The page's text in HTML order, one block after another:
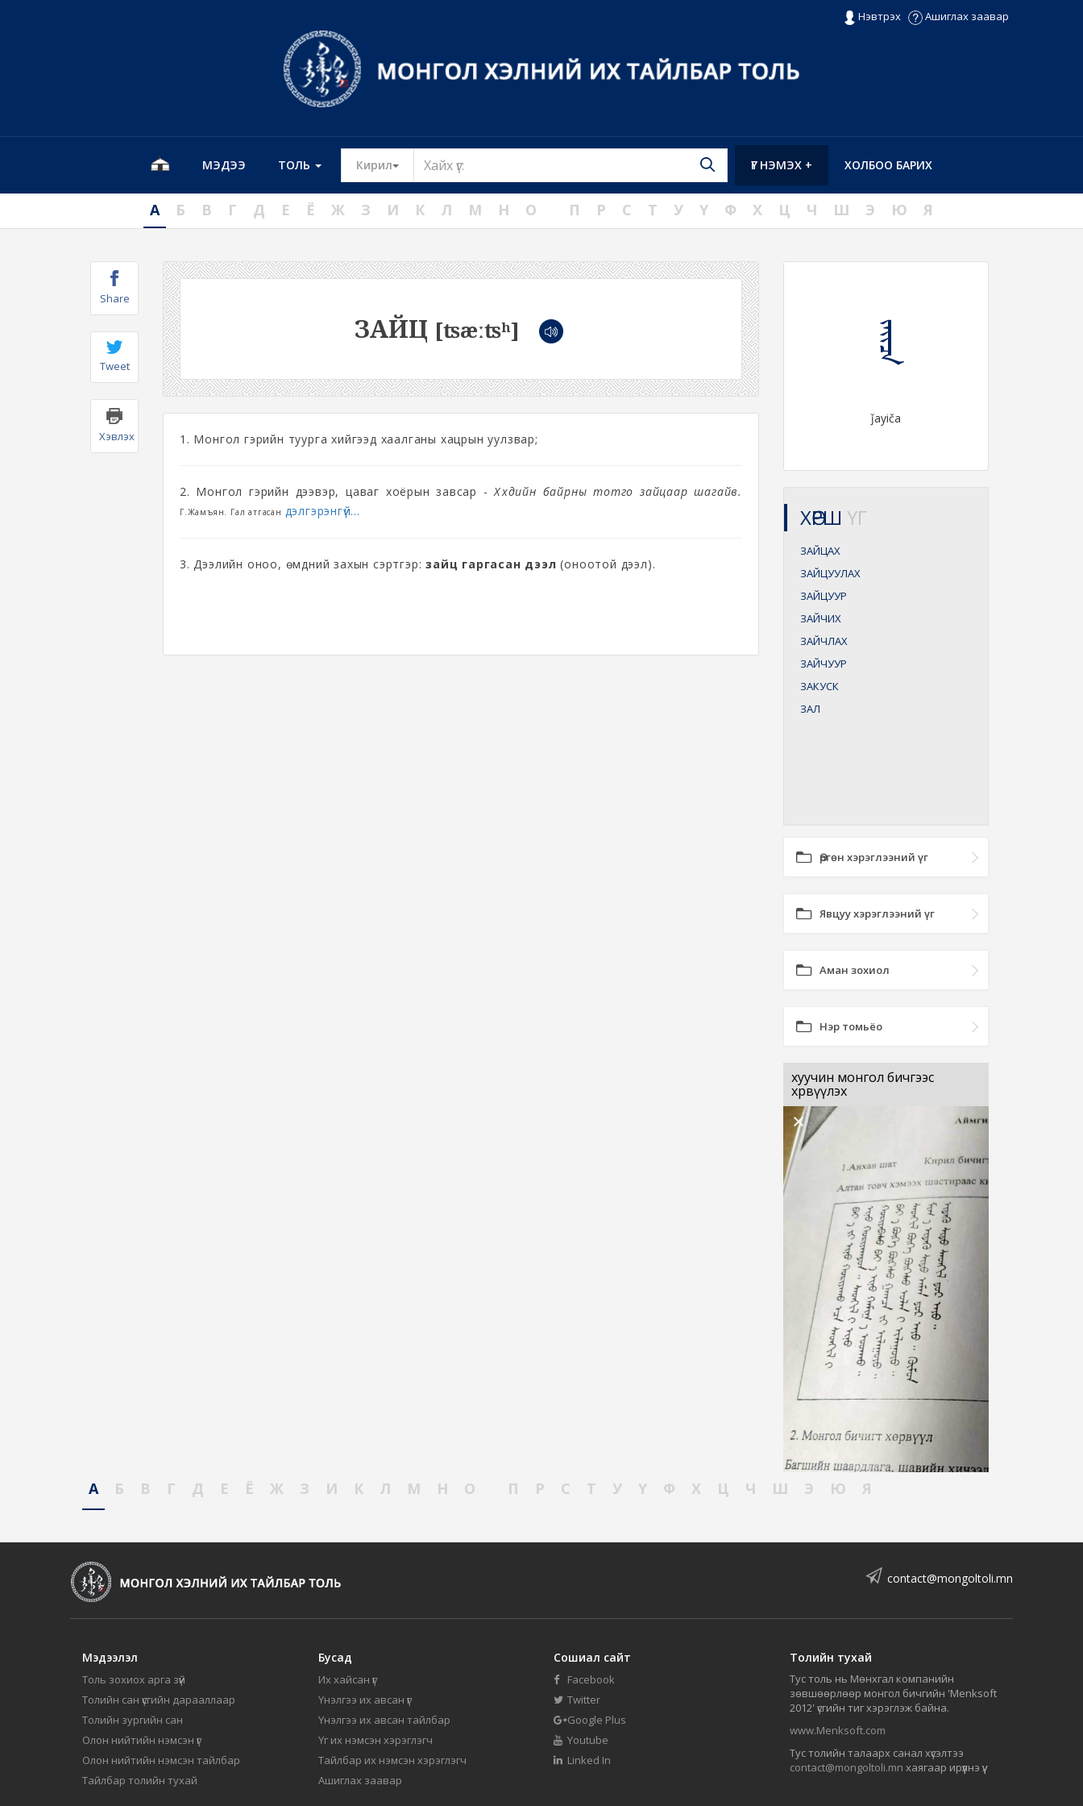
Нэвтрэх Ашиглах заавар
МЭДЭЭ ТОЛЬ Кирил Toggle Dropdown ХОЛБОО БАРИХ
ҮГ НЭМЭХ +
А Б В Г Д Е Ё Ж З И К Л М Н О П Р С Т У Ү Ф Х Ц Ч Ш Э Ю Я
Share
Tweet
Хэвлэх
ЗАЙЦ [ʦæːʦʰ]
1. Монгол гэрийн туурга хийгээд хаалганы хацрын уулзвар;
2. Монгол гэрийн дээвэр, цаваг хоёрын завсар -Хүүхдийн байрны тотго зайцаар шагайв.
Г.Жамъян. Гал атгасан дэлгэрэнгүй...
3. Дээлийн оноо, өмдний захын сэртгэр:зайц гаргасан дээл (оноотой дээл).
ᠵᠠᠶᠢᠴᠠ
ǰayiča
ХӨРШ ҮГ
ЗАЙЦАХ
ЗАЙЦУУЛАХ
ЗАЙЦУУР
ЗАЙЧИХ
ЗАЙЧЛАХ
ЗАЙЧУУР
ЗАКУСК
ЗАЛ
Өргөн хэрэглээний үг
Явцуу хэрэглээний үг
Аман зохиол
Нэр томьёо
хуучин монгол бичгээс
хөрвүүлэх
А Б В Г Д Е Ё Ж З И К Л М Н О П Р С Т У Ү Ф Х Ц Ч Ш Э Ю Я
contact@mongoltoli.mn
Мэдээлэл
Толь зохиох арга зүй
Толийн сан үсгийн дарааллаар
Толийн зургийн сан
Олон нийтийн нэмсэн үг
Олон нийтийн нэмсэн тайлбар
Тайлбар толийн тухай
Бусад
Их хайсан үг
Үнэлгээ их авсан үг
Үнэлгээ их авсан тайлбар
Үг их нэмсэн хэрэглэгч
Тайлбар их нэмсэн хэрэглэгч
Ашиглах заавар
Сошиал сайт
Facebook
Twitter
Google Plus
Youtube
Linked In
Толийн тухай
Тус толь нь Мөнхгал компанийн
зөвшөөрлөөр монгол бичгийн 'Menksoft
2012' үсгийн тиг хэрэглэж байна.
www.Menksoft.com
Тус толийн талаарх санал хүсэлтээ
contact@mongoltoli.mn хаягаар ирүүлнэ үү.